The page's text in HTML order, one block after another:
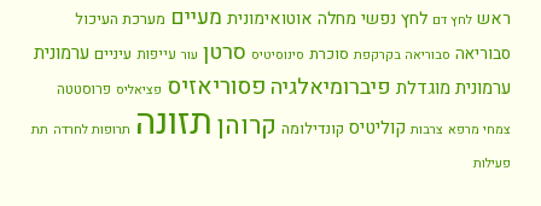
ראש לחץ דם לחץ נפשי מחלה אוטואימונית מעיים מערכת העיכול
סבוריאה סבוריאה בקרקפת סוכרת סינוסיטיס סרטן עור עייפות עיניים ערמונית
ערמונית מוגדלת פיברומיאלגיה פסוריאזיס פציאליס פרוסטטה
צמחי מרפא צרבות קוליטיס קונדילומה קרוהןתזונה תרופות לחרדה תת
פעילות